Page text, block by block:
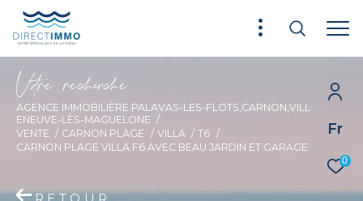
Fr
0
Vore recece
AGENCE IMMOBILIÈRE PALAVAS-LES-FLOTS,CARNON,VILL
ENEUVE-LÈS-MAGUELONE
VENTE
CARNON PLAGE VILLA
T6
CARNON PLAGE VILLA F6 AVEC BEAU JARDIN ET GARAGE